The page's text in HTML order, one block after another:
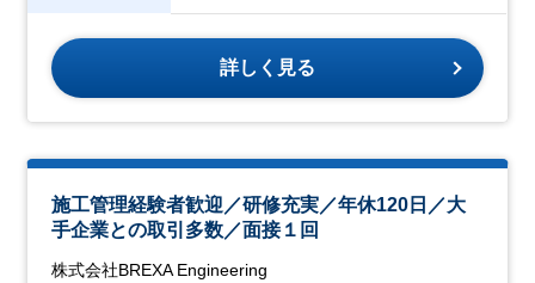
詳しく見る
施工管理経験者歓迎／研修充実／年休120日／大
手企業との取引多数／面接１回
株式会社BREXA Engineering